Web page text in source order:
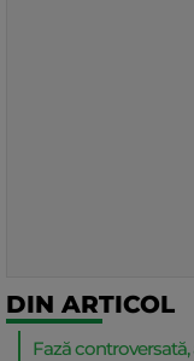
DIN ARTICOL
Fază